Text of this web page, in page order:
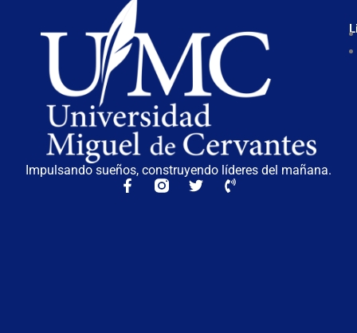
Impulsando sueños, construyendo líderes del mañana.